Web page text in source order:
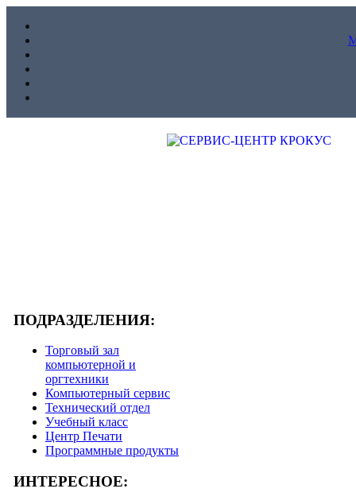
ПОДРАЗДЕЛЕНИЯ:
Торговый зал
компьютерной и
оргтехники
Компьютерный сервис
Технический отдел
Учебный класс
Центр Печати
Программные продукты
ИНТЕРЕСНОЕ: